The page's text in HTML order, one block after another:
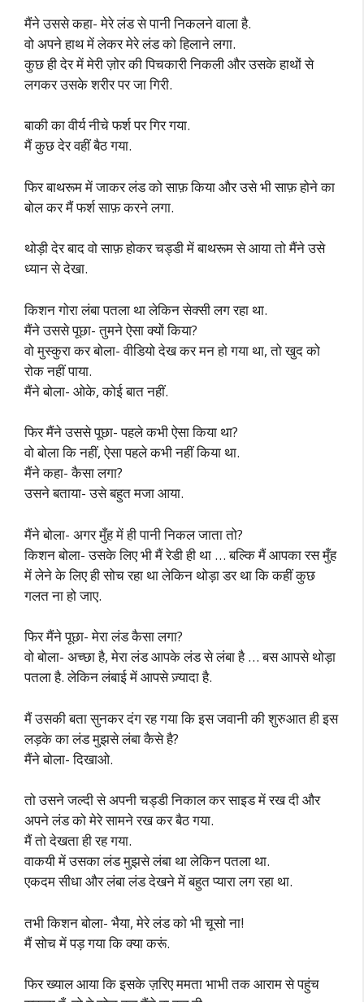
मैंने उससे कहा- मेरे लंड से पानी निकलने वाला है.
वो अपने हाथ में लेकर मेरे लंड को हिलाने लगा.
कुछ ही देर में मेरी ज़ोर की पिचकारी निकली और उसके हाथों से
लगकर उसके शरीर पर जा गिरी.
बाकी का वीर्य नीचे फर्श पर गिर गया.
मैं कुछ देर वहीं बैठ गया.
फिर बाथरूम में जाकर लंड को साफ़ किया और उसे भी साफ़ होने का
बोल कर मैं फर्श साफ़ करने लगा.
थोड़ी देर बाद वो साफ़ होकर चड्डी में बाथरूम से आया तो मैंने उसे
ध्यान से देखा.
किशन गोरा लंबा पतला था लेकिन सेक्सी लग रहा था.
मैंने उससे पूछा- तुमने ऐसा क्यों किया?
वो मुस्कुरा कर बोला- वीडियो देख कर मन हो गया था, तो खुद को
रोक नहीं पाया.
मैंने बोला- ओके, कोई बात नहीं.
फिर मैंने उससे पूछा- पहले कभी ऐसा किया था?
वो बोला कि नहीं, ऐसा पहले कभी नहीं किया था.
मैंने कहा- कैसा लगा?
उसने बताया- उसे बहुत मजा आया.
मैंने बोला- अगर मुँह में ही पानी निकल जाता तो?
किशन बोला- उसके लिए भी मैं रेडी ही था … बल्कि मैं आपका रस मुँह
में लेने के लिए ही सोच रहा था लेकिन थोड़ा डर था कि कहीं कुछ
गलत ना हो जाए.
फिर मैंने पूछा- मेरा लंड कैसा लगा?
वो बोला- अच्छा है, मेरा लंड आपके लंड से लंबा है … बस आपसे थोड़ा
पतला है. लेकिन लंबाई में आपसे ज़्यादा है.
मैं उसकी बता सुनकर दंग रह गया कि इस जवानी की शुरुआत ही इस
लड़के का लंड मुझसे लंबा कैसे है?
मैंने बोला- दिखाओ.
तो उसने जल्दी से अपनी चड्डी निकाल कर साइड में रख दी और
अपने लंड को मेरे सामने रख कर बैठ गया.
मैं तो देखता ही रह गया.
वाकयी में उसका लंड मुझसे लंबा था लेकिन पतला था.
एकदम सीधा और लंबा लंड देखने में बहुत प्यारा लग रहा था.
तभी किशन बोला- भैया, मेरे लंड को भी चूसो ना!
मैं सोच में पड़ गया कि क्या करूं.
फिर ख्याल आया कि इसके ज़रिए ममता भाभी तक आराम से पहुंच